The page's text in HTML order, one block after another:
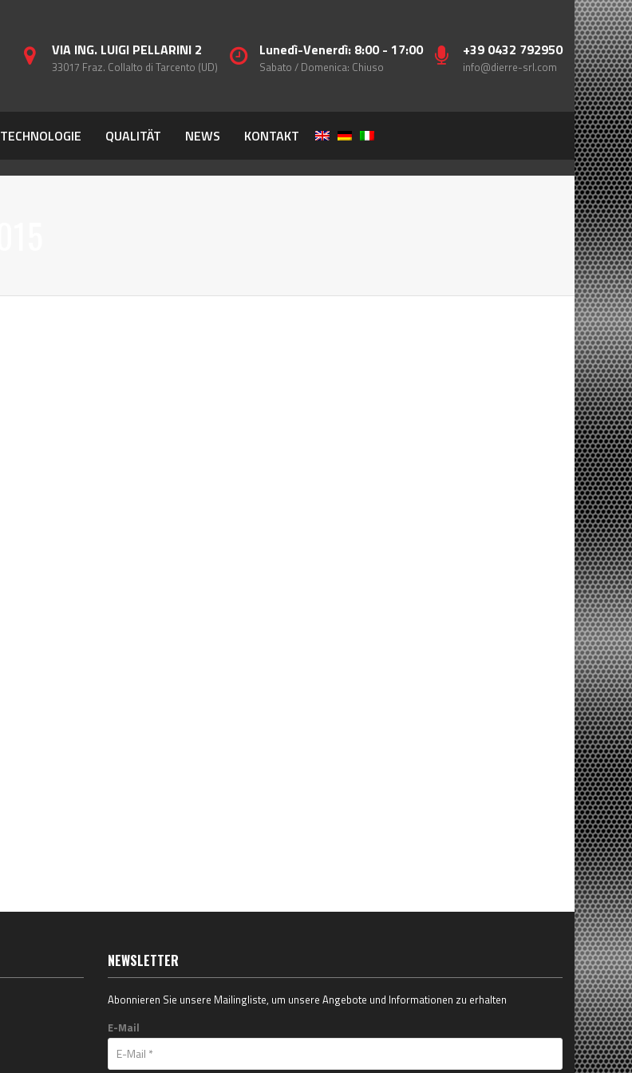
VIA ING. LUIGI PELLARINI 2
33017 Fraz. Collalto di Tarcento (UD)
Lunedì-Venerdì: 8:00 - 17:00
Sabato / Domenica: Chiuso
+39 0432 792950
info@dierre-srl.com
TECHNOLOGIE QUALITÄT NEWS KONTAKT
NEWSLETTER
Abonnieren Sie unsere Mailingliste, um unsere Angebote und Informationen zu erhalten
E-Mail